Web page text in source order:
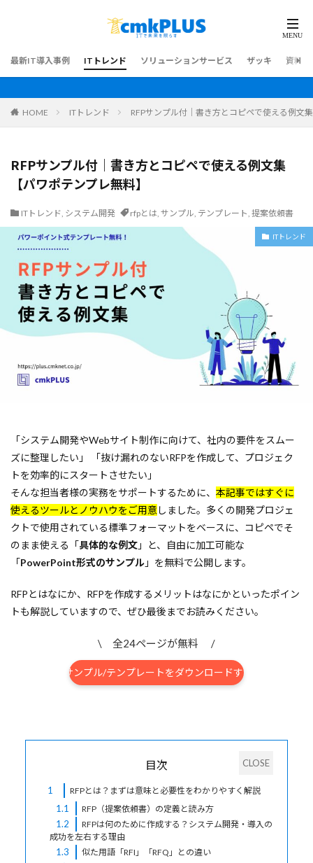
最新IT導入事例 ITトレンド ソリューションサービス ザッキ 資料ダ
HOME ITトレンド RFPサンプル付｜書き方とコピペで使える例文
RFPサンプル付｜書き方とコピペで使える例文集
【パワポテンプレ無料】
ITトレンド, システム開発 rfpとは, サンプル, テンプレート, 提案依頼書
ITトレンド
「システム開発やWebサイト制作に向けて、社内の要件をスムー
ズに整理したい」 「抜け漏れのないRFPを作成して、プロジェク
トを効率的にスタートさせたい」
そんな担当者様の実務をサポートするために、 本記事ではすぐに
使えるツールとノウハウをご用意 しました。多くの開発プロジェ
クトで使用されている標準フォーマットをベースに、コピペでそ
のまま使える「具体的な例文 」と、自由に加工可能な
「PowerPoint形式のサンプル 」を無料で公開します。
RFPとはなにか、RFPを作成するメリットはなにかといったポイン
トも解説していますので、ぜひ最後までお読みください。
\ 全24ページが無料 /
RFPサンプル/テンプレートをダウンロードする
目次
1 RFPとは？まずは意味と必要性をわかりやすく解説
1.1 RFP（提案依頼書）の定義と読み方
1.2
RFPは何のために作成する？システム開発・導入の
成功を左右する理由
1.3 似た用語「RFI」「RFQ」との違い